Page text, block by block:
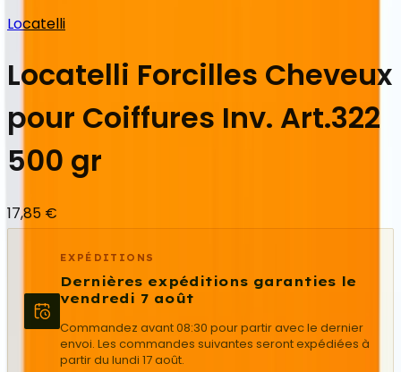
Locatelli
Locatelli Forcilles Cheveux
pour Coiffures Inv. Art.322
500 gr
17,85 €
EXPÉDITIONS
Dernières expéditions garanties le
vendredi 7 août
Commandez avant 08:30 pour partir avec le dernier
envoi. Les commandes suivantes seront expédiées à
partir du lundi 17 août.